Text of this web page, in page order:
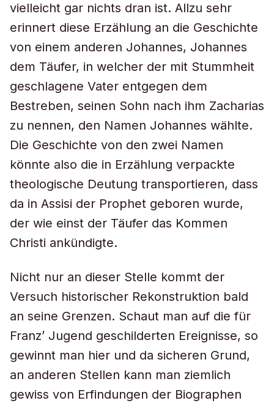
vielleicht gar nichts dran ist. Allzu sehr
erinnert diese Erzählung an die Geschichte
von einem anderen Johannes, Johannes
dem Täufer, in welcher der mit Stummheit
geschlagene Vater entgegen dem
Bestreben, seinen Sohn nach ihm Zacharias
zu nennen, den Namen Johannes wählte.
Die Geschichte von den zwei Namen
könnte also die in Erzählung verpackte
theologische Deutung transportieren, dass
da in Assisi der Prophet geboren wurde,
der wie einst der Täufer das Kommen
Christi ankündigte.
Nicht nur an dieser Stelle kommt der
Versuch historischer Rekonstruktion bald
an seine Grenzen. Schaut man auf die für
Franz’ Jugend geschilderten Ereignisse, so
gewinnt man hier und da sicheren Grund,
an anderen Stellen kann man ziemlich
gewiss von Erfindungen der Biographen